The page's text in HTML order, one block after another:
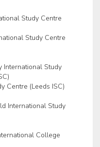
Study Centre
Study Centre
International Study
Centre (Leeds ISC)
International Study
College